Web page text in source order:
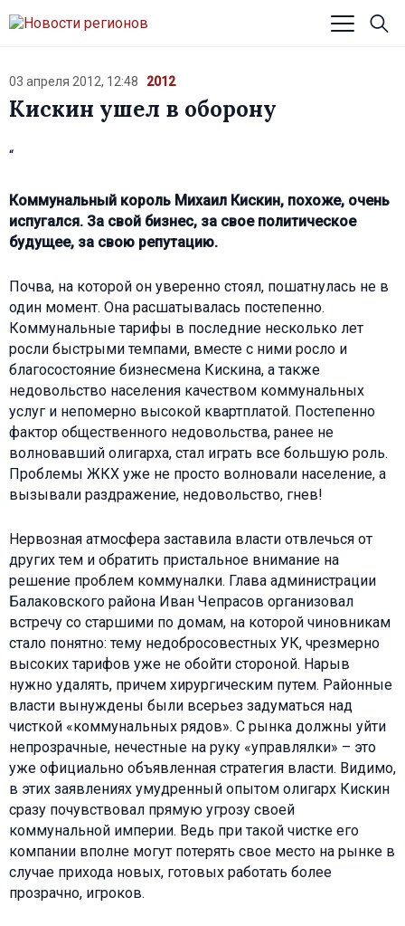
03 апреля 2012, 12:48 2012
Кискин ушел в оборону
“
Коммунальный король Михаил Кискин, похоже, очень
испугался. За свой бизнес, за свое политическое
будущее, за свою репутацию.
Почва, на которой он уверенно стоял, пошатнулась не в
один момент. Она расшатывалась постепенно.
Коммунальные тарифы в последние несколько лет
росли быстрыми темпами, вместе с ними росло и
благосостояние бизнесмена Кискина, а также
недовольство населения качеством коммунальных
услуг и непомерно высокой квартплатой. Постепенно
фактор общественного недовольства, ранее не
волновавший олигарха, стал играть все большую роль.
Проблемы ЖКХ уже не просто волновали население, а
вызывали раздражение, недовольство, гнев!
Нервозная атмосфера заставила власти отвлечься от
других тем и обратить пристальное внимание на
решение проблем коммуналки. Глава администрации
Балаковского района Иван Чепрасов организовал
встречу со старшими по домам, на которой чиновникам
стало понятно: тему недобросовестных УК, чрезмерно
высоких тарифов уже не обойти стороной. Нарыв
нужно удалять, причем хирургическим путем. Районные
власти вынуждены были всерьез задуматься над
чисткой «коммунальных рядов». С рынка должны уйти
непрозрачные, нечестные на руку «управлялки» – это
уже официально объявленная стратегия власти. Видимо,
в этих заявлениях умудренный опытом олигарх Кискин
сразу почувствовал прямую угрозу своей
коммунальной империи. Ведь при такой чистке его
компании вполне могут потерять свое место на рынке в
случае прихода новых, готовых работать более
прозрачно, игроков.